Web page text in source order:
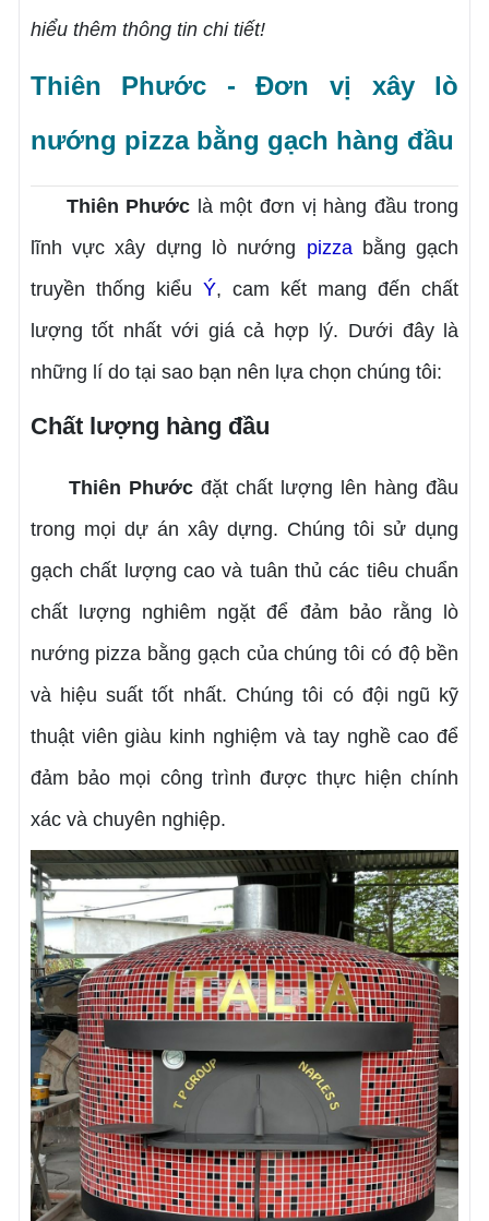
hiểu thêm thông tin chi tiết!
Thiên Phước - Đơn vị xây lò
nướng pizza bằng gạch hàng đầu
Thiên Phước là một đơn vị hàng đầu trong
lĩnh vực xây dựng lò nướng pizzabằng gạch
truyền thống kiểu Ý, cam kết mang đến chất
lượng tốt nhất với giá cả hợp lý. Dưới đây là
những lí do tại sao bạn nên lựa chọn chúng tôi:
Chất lượng hàng đầu
Thiên Phước đặt chất lượng lên hàng đầu
trong mọi dự án xây dựng. Chúng tôi sử dụng
gạch chất lượng cao và tuân thủ các tiêu chuẩn
chất lượng nghiêm ngặt để đảm bảo rằng lò
nướng pizza bằng gạch của chúng tôi có độ bền
và hiệu suất tốt nhất. Chúng tôi có đội ngũ kỹ
thuật viên giàu kinh nghiệm và tay nghề cao để
đảm bảo mọi công trình được thực hiện chính
xác và chuyên nghiệp.